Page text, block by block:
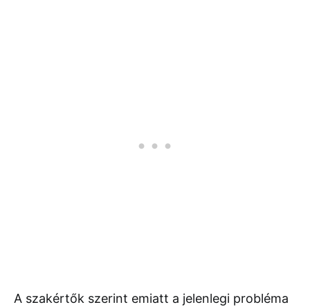
A szakértők szerint emiatt a jelenlegi probléma